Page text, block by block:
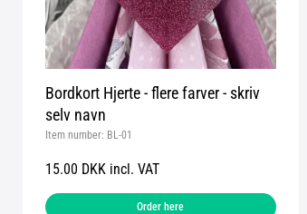
Bordkort Hjerte - flere farver - skriv
selv navn
Item number: BL-01
15.00 DKK incl. VAT
Order here